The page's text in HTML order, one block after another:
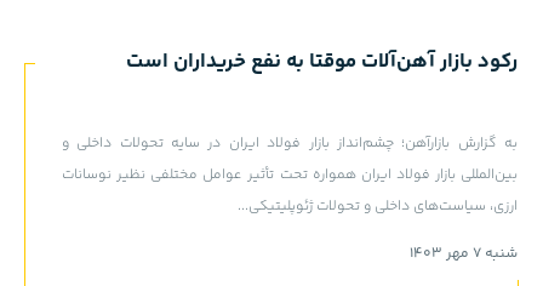
رکود بازار آهن‌آلات موقتا به نفع خریداران است
به گزارش بازارآهن؛ چشم‌انداز بازار فولاد ایران در سایه تحولات داخلی و
بین‌المللی بازار فولاد ایران همواره تحت تأثیر عوامل مختلفی نظیر نوسانات
ارزی، سیاست‌های داخلی و تحولات ژئوپلیتیکی...
شنبه 7 مهر 1403